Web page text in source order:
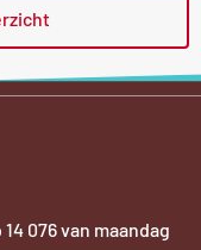
14 076van maandag